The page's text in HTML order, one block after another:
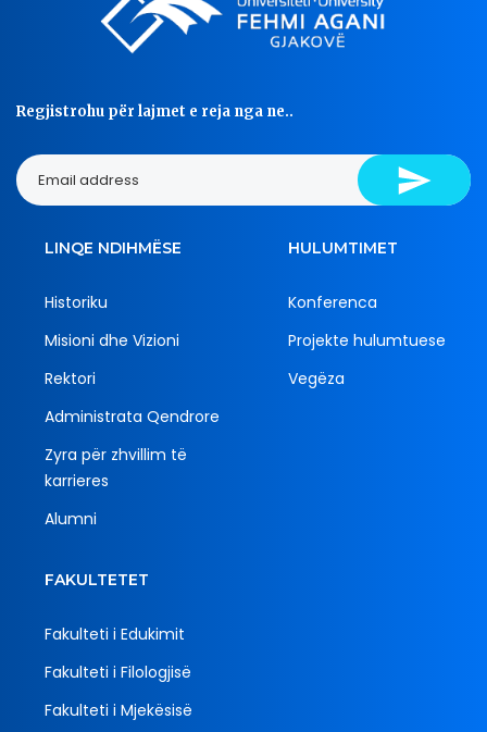
Regjistrohu për lajmet e reja nga ne..
LINQE NDIHMËSE
Historiku
Misioni dhe Vizioni
Rektori
Administrata Qendrore
Zyra për zhvillim të
karrieres
Alumni
HULUMTIMET
Konferenca
Projekte hulumtuese
Vegëza
FAKULTETET
Fakulteti i Edukimit
Fakulteti i Filologjisë
Fakulteti i Mjekësisë